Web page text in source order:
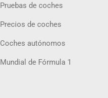
Pruebas de coches
Precios de coches
Coches autónomos
Mundial de Fórmula 1